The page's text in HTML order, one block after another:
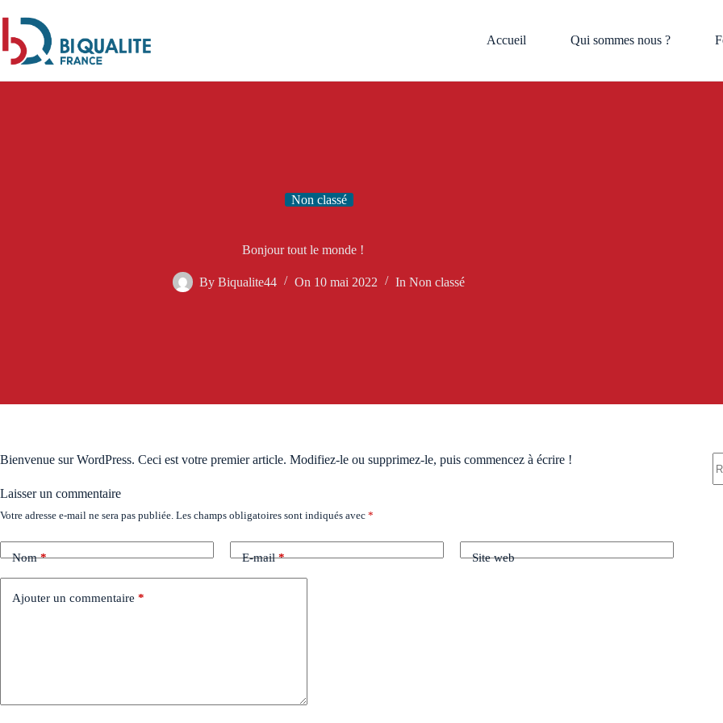
au
contenu
Accueil Qui sommes nous ?
Non classé
Bonjour tout le monde !
By Biqualite44 On 10 mai 2022 In Non classé
Bienvenue sur WordPress. Ceci est votre premier article. Modifiez-le ou supprimez-le, puis commencez à écrire !
Laisser un commentaire
Votre adresse e-mail ne sera pas publiée. Les champs obligatoires sont indiqués avec *
Nom* E-mail* Site web
Ajouter un commentaire *